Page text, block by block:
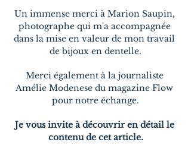
Un immense merci à Marion Saupin,
photographe qui m'a accompagnée
dans la mise en valeur de mon travail
de bijoux en dentelle.
Merci également à la journaliste
Amélie Modenese du magazine Flow
pour notre échange.
Je vous invite à découvrir en détail le
contenu de cet article.